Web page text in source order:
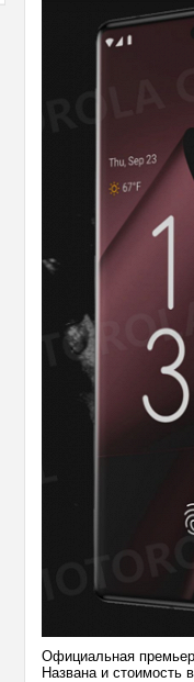
Официальная
Названа и стоимость